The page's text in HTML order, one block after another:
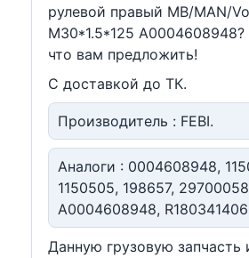
рулевой правый MB/MAN/
M30*1.5*125 A0004608948?
что вам предложить!
С доставкой до ТК.
Производитель : FEBI.
Аналоги : 0004608948,
1150505, 198657,
A0004608948,
Данную грузовую запчасть